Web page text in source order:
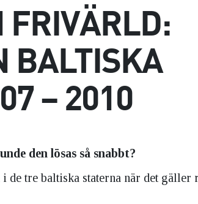
FRIVÄRLD:
BALTISKA
– 2010
den lösas så snabbt?
tre baltiska staterna när det gäller